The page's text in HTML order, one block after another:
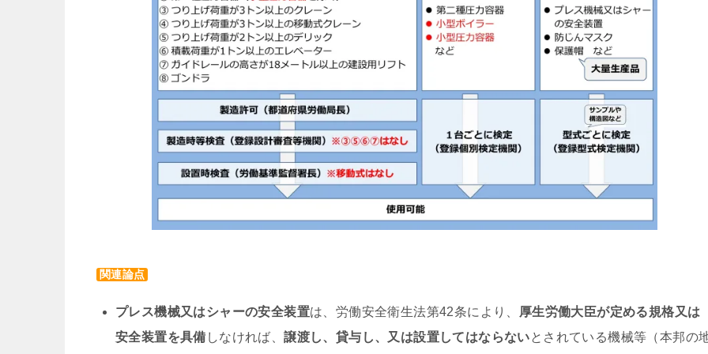
関連論点
プレス機械又はシャーの安全装置は、労働安全衛生法第42条により、
厚生労働大臣が定める規格又は
安全装置を具備 しなければ、譲渡し、貸与し、又は設置してはならないとされている機械等（本邦の